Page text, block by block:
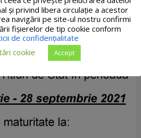
și privind libera circulație a acestor
navigării pe site-ul nostru confirmi
fişierelor de tip cookie conform
de confidențialitate
cookie
Accept